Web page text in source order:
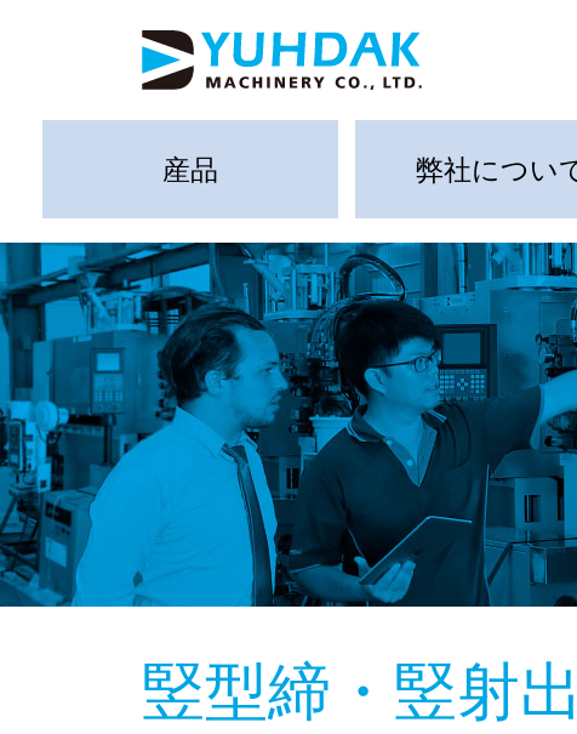
産品 弊社につい
竪型締・竪射